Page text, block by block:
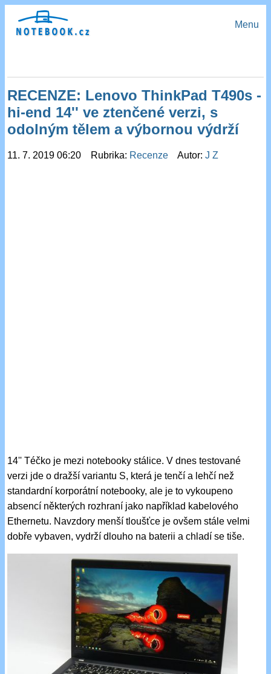
Menu
RECENZE: Lenovo ThinkPad T490s -
hi-end 14'' ve ztenčené verzi, s
odolným tělem a výbornou výdrží
11. 7. 2019 06:20 Rubrika: Recenze Autor:J Z
14'' Téčko je mezi notebooky stálice. V dnes testované
verzi jde o dražší variantu S, která je tenčí a lehčí než
standardní korporátní notebooky, ale je to vykoupeno
absencí některých rozhraní jako například kabelového
Ethernetu. Navzdory menší tloušťce je ovšem stále velmi
dobře vybaven, vydrží dlouho na baterii a chladí se tiše.